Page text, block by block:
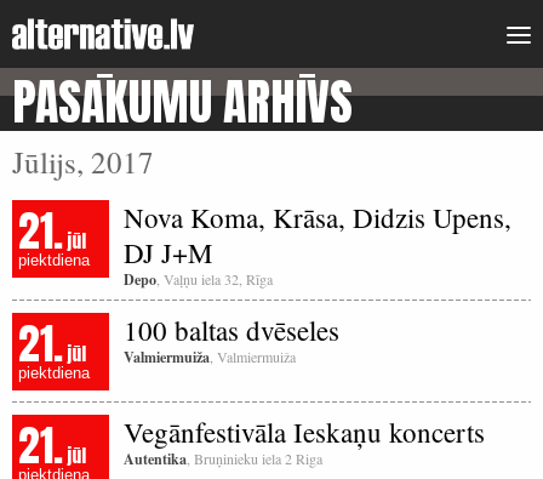
PASĀKUMU ARHĪVS
Jūlijs, 2017
21.jūl
piektdiena
Nova Koma, Krāsa, Didzis Upens,
DJ J+M
Depo , Vaļņu iela 32, Rīga
21.jūl
piektdiena
100 baltas dvēseles
Valmiermuiža , Valmiermuiža
21.jūl
piektdiena
Vegānfestivāla Ieskaņu koncerts
Autentika , Bruņinieku iela 2 Riga